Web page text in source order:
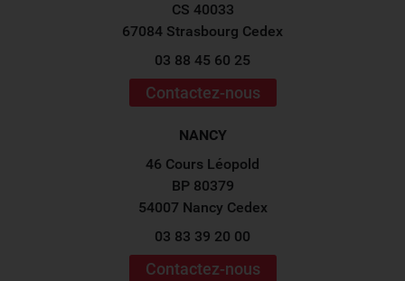
CS 40033
67084 Strasbourg Cedex
03 88 45 60 25
Contactez-nous
NANCY
46 Cours Léopold
BP 80379
54007 Nancy Cedex
03 83 39 20 00
Contactez-nous